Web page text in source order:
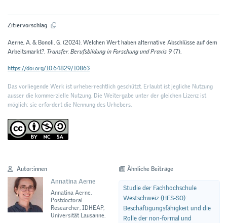
Zitiervorschlag
Aerne, A. & Bonoli, G. (2024). Welchen Wert haben alternative Abschlüsse auf dem
Arbeitsmarkt?. Transfer. Berufsbildung in Forschung und Praxis 9(7).
https://doi.org/10.64829/10863
Das vorliegende Werk ist urheberrechtlich geschützt. Erlaubt ist jegliche Nutzung
ausser die kommerzielle Nutzung. Die Weitergabe unter der gleichen Lizenz ist
möglich; sie erfordert die Nennung des Urhebers.
Autor:innen
Annatina Aerne
Annatina Aerne,
Postdoctoral
Researcher, IDHEAP,
Universität Lausanne.
Ähnliche Beiträge
Studie der Fachhochschule
Westschweiz (HES-SO):
Beschäftigungsfähigkeit und die
Rolle der non-formal und